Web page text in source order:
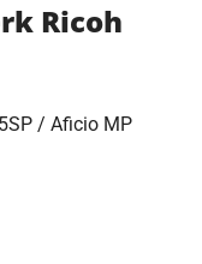
Ricoh
/ Aficio MP